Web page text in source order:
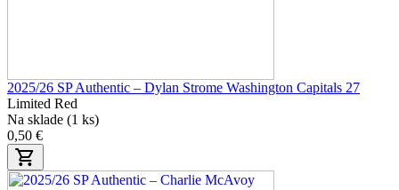
2025/26 SP Authentic – Dylan Strome Washington Capitals 27
Limited Red
Na sklade (1 ks)
0,50 €